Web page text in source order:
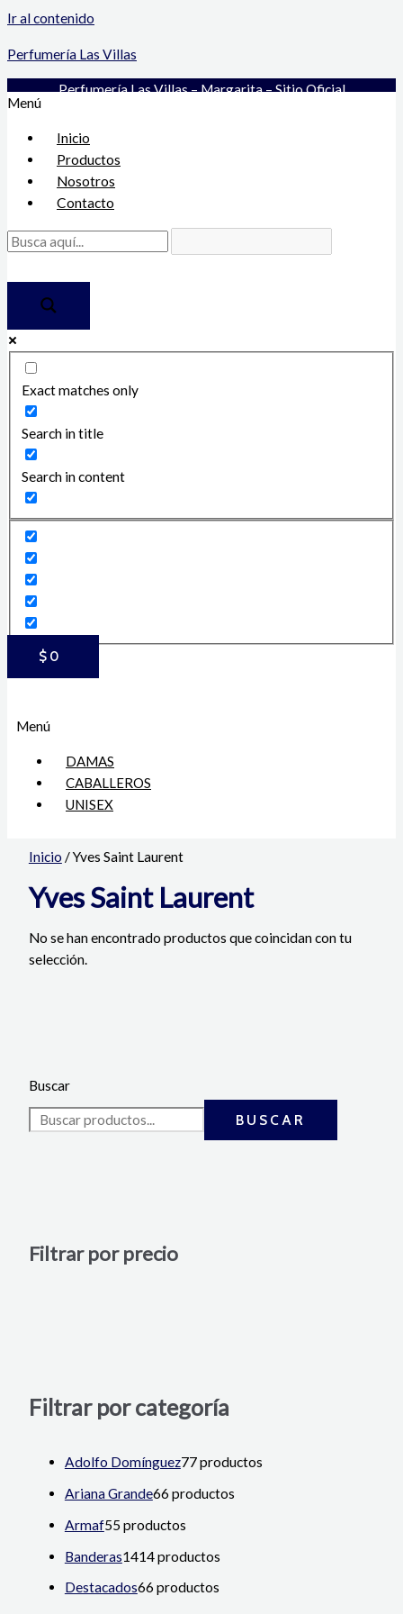
Ir al contenido
Perfumería Las Villas
Perfumería Las Villas – Margarita – Sitio Oficial
Menú
Inicio
Productos
Nosotros
Contacto
Exact matches only
Search in title
Search in content
$ 0
Menú
DAMAS
CABALLEROS
UNISEX
Buscar
BUSCAR
Filtrar por precio
Filtrar por categoría
Adolfo Domínguez77 productos
Ariana Grande66 productos
Armaf55 productos
Banderas1414 productos
Destacados66 productos
Inicio / Yves Saint Laurent
Yves Saint Laurent
No se han encontrado productos que coincidan con tu
selección.